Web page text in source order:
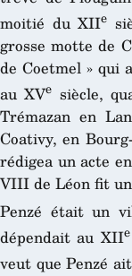
moitié du XIIe
grosse motte de
de Coetmel » qui
au XVe siècle,
Trémazan en
Coativy, en
rédigea un acte
VIII de Léon fit
Penzé était un
dépendait au XIIe
veut que Penzé